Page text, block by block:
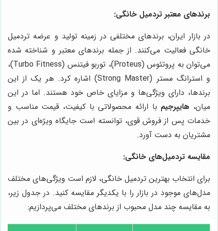
برندهای معتبر تردمیل خانگی:
در بازار ایران، برندهای مختلفی در زمینه تولید و عرضه تردمیل
خانگی فعالیت می‌کنند. از جمله برندهای معتبر و شناخته شده
می‌توان به پروتئوس (Proteus)، توربو فیتنس (Turbo Fitness)،
و استرانگ مستر (Strong Master) اشاره کرد. هر یک از این
برندها، دارای ویژگی‌ها و مزایای خاص خود هستند. اما در این
میان، هایپرجیم با ارائه محصولاتی با کیفیت، قیمت مناسب و
خدمات پس از فروش قوی، توانسته است جایگاه ویژه‌ای در بین
مشتریان به دست آورد.
مقایسه تردمیل‌های خانگی:
برای انتخاب بهترین تردمیل خانگی، لازم است ویژگی‌های مختلف
مدل‌های موجود در بازار را با یکدیگر مقایسه کنید. در جدول زیر،
به مقایسه چند مدل محبوب از برندهای مختلف می‌پردازیم: